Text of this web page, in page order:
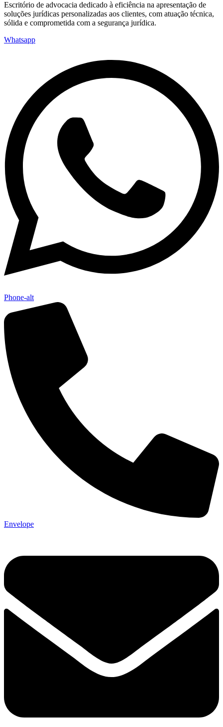
Escritório de advocacia dedicado à eficiência na apresentação de
soluções jurídicas personalizadas aos clientes, com atuação técnica,
sólida e comprometida com a segurança jurídica.
Whatsapp
Phone-alt
Envelope